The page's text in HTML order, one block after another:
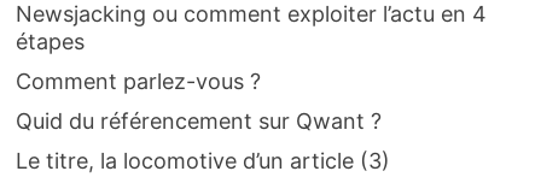
Newsjacking ou comment exploiter l’actu en 4
étapes
Comment parlez-vous ?
Quid du référencement sur Qwant ?
Le titre, la locomotive d’un article (3)